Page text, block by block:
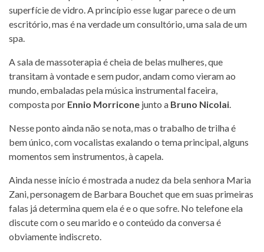
superfície de vidro. A princípio esse lugar parece o de um
escritório, mas é na verdade um consultório, uma sala de um
spa.
A sala de massoterapia é cheia de belas mulheres, que
transitam à vontade e sem pudor, andam como vieram ao
mundo, embaladas pela música instrumental faceira,
composta por Ennio Morricone junto a Bruno Nicolai.
Nesse ponto ainda não se nota, mas o trabalho de trilha é
bem único, com vocalistas exalando o tema principal, alguns
momentos sem instrumentos, à capela.
Ainda nesse início é mostrada a nudez da bela senhora Maria
Zani, personagem de Barbara Bouchet que em suas primeiras
falas já determina quem ela é e o que sofre. No telefone ela
discute com o seu marido e o conteúdo da conversa é
obviamente indiscreto.